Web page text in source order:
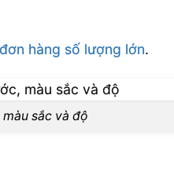
đơn hàng số lượng lớn.
sắc và độ